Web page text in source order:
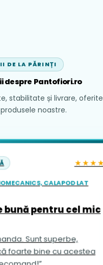
DE LA PĂRINȚI
despre Pantofiori.ro
stabilitate și livrare,
noastre.
CALAPOD LAT
pentru cel mic
Sunt superbe,